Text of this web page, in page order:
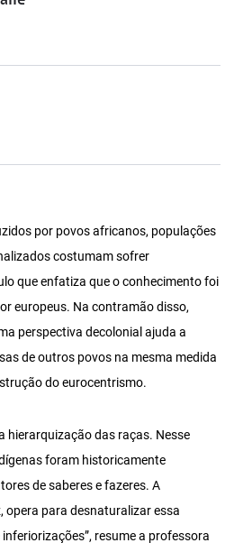
por povos africanos, populações
costumam sofrer
que enfatiza que o conhecimento foi
europeus. Na contramão disso,
perspectiva decolonial ajuda a
de outros povos na mesma medida
do eurocentrismo.
hierarquização das raças. Nesse
foram historicamente
de saberes e fazeres. A
opera para desnaturalizar essa
resume a professora